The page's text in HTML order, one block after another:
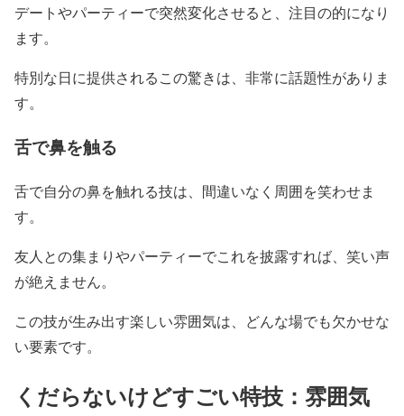
デートやパーティーで突然変化させると、注目の的になり
ます。
特別な日に提供されるこの驚きは、非常に話題性がありま
す。
舌で鼻を触る
舌で自分の鼻を触れる技は、間違いなく周囲を笑わせま
す。
友人との集まりやパーティーでこれを披露すれば、笑い声
が絶えません。
この技が生み出す楽しい雰囲気は、どんな場でも欠かせな
い要素です。
くだらないけどすごい特技：雰囲気